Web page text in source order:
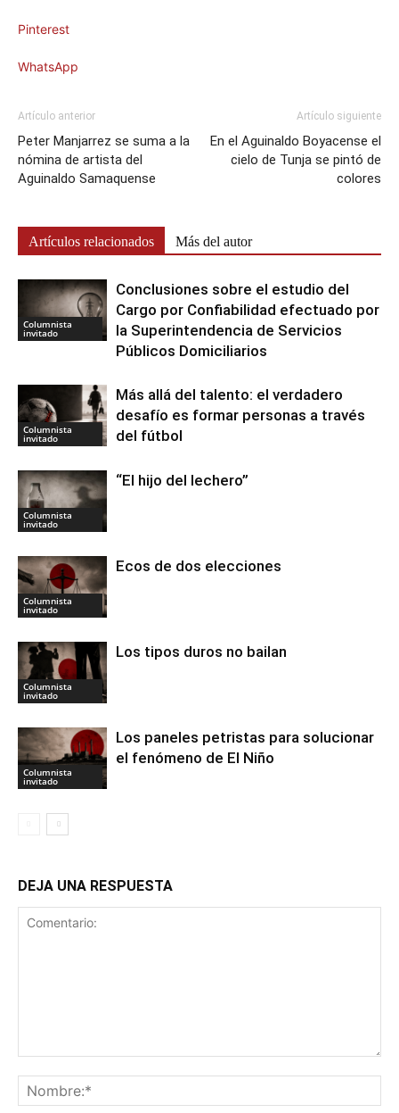
Pinterest
WhatsApp
Artículo anterior
Peter Manjarrez se suma a la
nómina de artista del
Aguinaldo Samaquense
Artículo siguiente
En el Aguinaldo Boyacense el
cielo de Tunja se pintó de
colores
Artículos relacionados Más del autor
Columnista
invitado
Conclusiones sobre el estudio del
Cargo por Confiabilidad efectuado por
la Superintendencia de Servicios
Públicos Domiciliarios
Columnista
invitado
Más allá del talento: el verdadero
desafío es formar personas a través
del fútbol
Columnista
invitado
“El hijo del lechero”
Columnista
invitado
Ecos de dos elecciones
Columnista
invitado
Los tipos duros no bailan
Columnista
invitado
Los paneles petristas para solucionar
el fenómeno de El Niño
DEJA UNA RESPUESTA